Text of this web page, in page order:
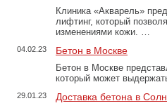
Клиника «Акварель»
лифтинг, который
изменениями кожи. …
04.02.23 Бетон в Москве
Бетон в Москве
который может
29.01.23 Доставка бетона в